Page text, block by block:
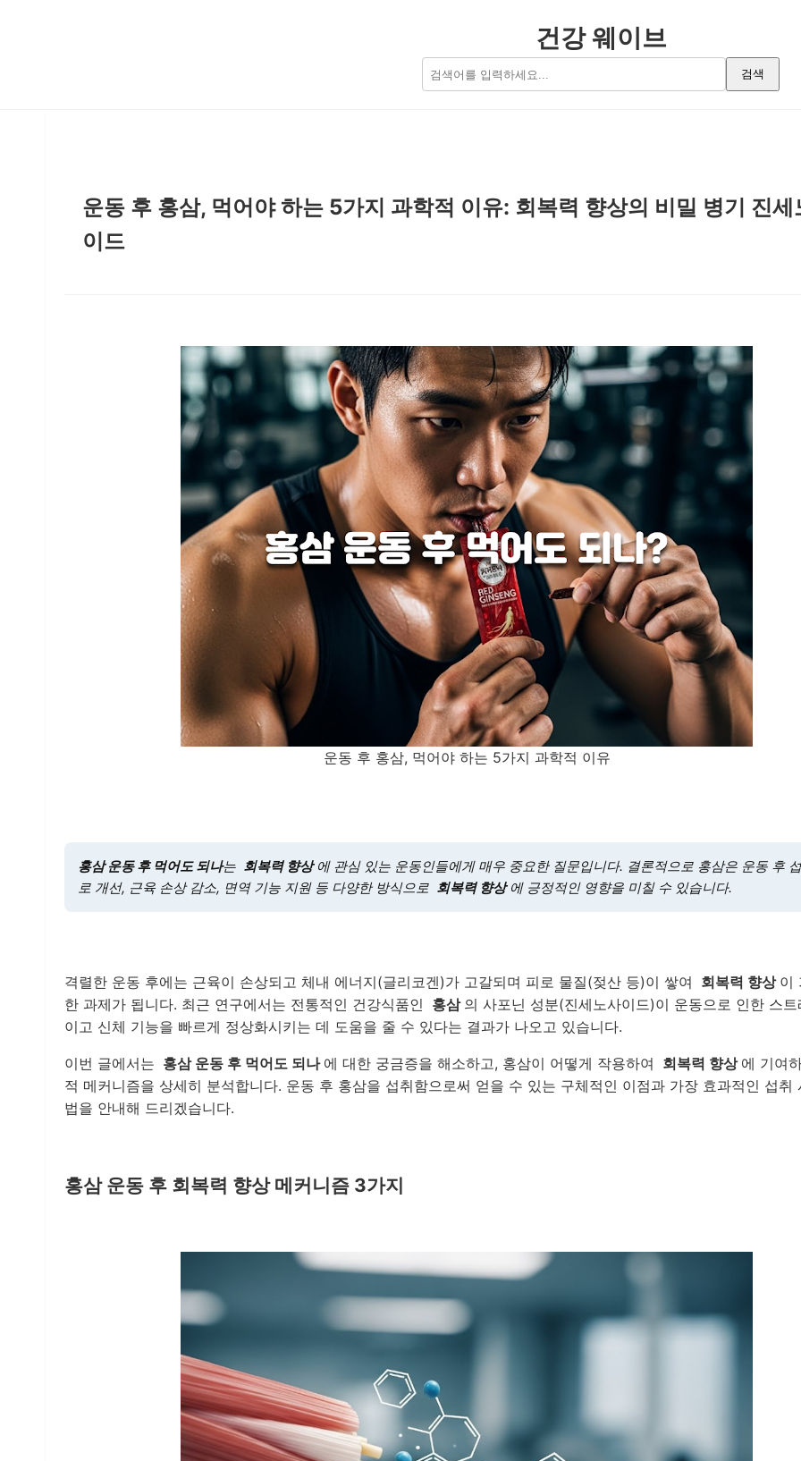
건강 웨이브
검색
운동 후 홍삼, 먹어야 하는 5가지 과학적 이유: 회복력 향상의 비밀 병기 진세
이드
운동 후 홍삼, 먹어야 하는 5가지 과학적 이유
홍삼 운동 후 먹어도 되나는 회복력 향상 에 관심 있는 운동인들에게 매우 중요한 질문입니다. 결론적으로 홍삼은 운동 후
로 개선, 근육 손상 감소, 면역 기능 지원 등 다양한 방식으로 회복력 향상 에 긍정적인 영향을 미칠 수 있습니다.
격렬한 운동 후에는 근육이 손상되고 체내 에너지(글리코겐)가 고갈되며 피로 물질(젖산 등)이 쌓여 회복력 향상 이
한 과제가 됩니다. 최근 연구에서는 전통적인 건강식품인 홍삼 의 사포닌 성분(진세노사이드)이 운동으로 인한 스트
이고 신체 기능을 빠르게 정상화시키는 데 도움을 줄 수 있다는 결과가 나오고 있습니다.
이번 글에서는 홍삼 운동 후 먹어도 되나 에 대한 궁금증을 해소하고, 홍삼이 어떻게 작용하여 회복력 향상 에 기여
적 메커니즘을 상세히 분석합니다. 운동 후 홍삼을 섭취함으로써 얻을 수 있는 구체적인 이점과 가장 효과적인 섭취
법을 안내해 드리겠습니다.
홍삼 운동 후 회복력 향상 메커니즘 3가지